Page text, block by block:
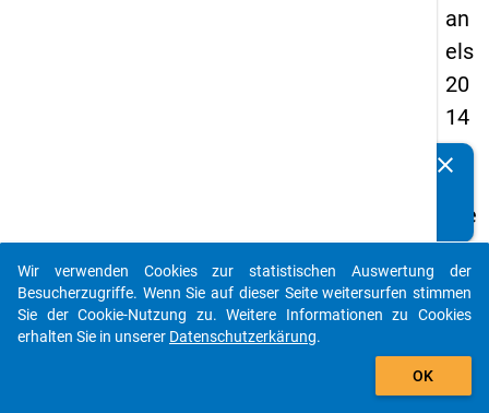
an
els
20
14
-
bte
We
lle
clear
auto_stories
add_shopping_cart
Wir verwenden Cookies zur statistischen Auswertung der
Besucherzugriffe. Wenn Sie auf dieser Seite weitersurfen stimmen
Sie der Cookie-Nutzung zu. Weitere Informationen zu Cookies
erhalten Sie in unserer Datenschutzerkärung.
OK